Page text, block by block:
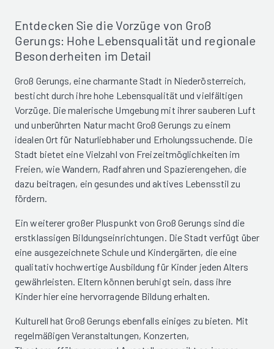
Entdecken Sie die Vorzüge von Groß
Gerungs: Hohe Lebensqualität und regionale
Besonderheiten im Detail
Groß Gerungs, eine charmante Stadt in Niederösterreich,
besticht durch ihre hohe Lebensqualität und vielfältigen
Vorzüge. Die malerische Umgebung mit ihrer sauberen Luft
und unberührten Natur macht Groß Gerungs zu einem
idealen Ort für Naturliebhaber und Erholungssuchende. Die
Stadt bietet eine Vielzahl von Freizeitmöglichkeiten im
Freien, wie Wandern, Radfahren und Spazierengehen, die
dazu beitragen, ein gesundes und aktives Lebensstil zu
fördern.
Ein weiterer großer Pluspunkt von Groß Gerungs sind die
erstklassigen Bildungseinrichtungen. Die Stadt verfügt über
eine ausgezeichnete Schule und Kindergärten, die eine
qualitativ hochwertige Ausbildung für Kinder jeden Alters
gewährleisten. Eltern können beruhigt sein, dass ihre
Kinder hier eine hervorragende Bildung erhalten.
Kulturell hat Groß Gerungs ebenfalls einiges zu bieten. Mit
regelmäßigen Veranstaltungen, Konzerten,